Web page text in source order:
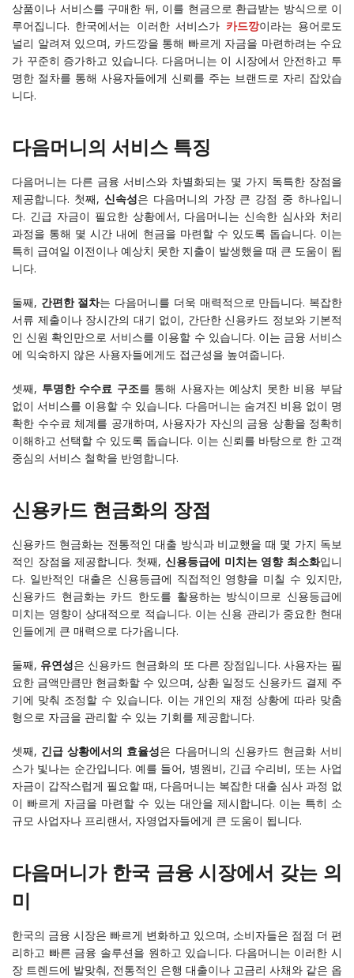
상품이나 서비스를 구매한 뒤, 이를 현금으로 환급받는 방식으로 이
루어집니다. 한국에서는 이러한 서비스가 카드깡이라는 용어로도
널리 알려져 있으며, 카드깡을 통해 빠르게 자금을 마련하려는 수요
가 꾸준히 증가하고 있습니다. 다음머니는 이 시장에서 안전하고 투
명한 절차를 통해 사용자들에게 신뢰를 주는 브랜드로 자리 잡았습
니다.
다음머니의 서비스 특징
다음머니는 다른 금융 서비스와 차별화되는 몇 가지 독특한 장점을
제공합니다. 첫째, 신속성은 다음머니의 가장 큰 강점 중 하나입니
다. 긴급 자금이 필요한 상황에서, 다음머니는 신속한 심사와 처리
과정을 통해 몇 시간 내에 현금을 마련할 수 있도록 돕습니다. 이는
특히 급여일 이전이나 예상치 못한 지출이 발생했을 때 큰 도움이 됩
니다.
둘째, 간편한 절차는 다음머니를 더욱 매력적으로 만듭니다. 복잡한
서류 제출이나 장시간의 대기 없이, 간단한 신용카드 정보와 기본적
인 신원 확인만으로 서비스를 이용할 수 있습니다. 이는 금융 서비스
에 익숙하지 않은 사용자들에게도 접근성을 높여줍니다.
셋째, 투명한 수수료 구조를 통해 사용자는 예상치 못한 비용 부담
없이 서비스를 이용할 수 있습니다. 다음머니는 숨겨진 비용 없이 명
확한 수수료 체계를 공개하며, 사용자가 자신의 금융 상황을 정확히
이해하고 선택할 수 있도록 돕습니다. 이는 신뢰를 바탕으로 한 고객
중심의 서비스 철학을 반영합니다.
신용카드 현금화의 장점
신용카드 현금화는 전통적인 대출 방식과 비교했을 때 몇 가지 독보
적인 장점을 제공합니다. 첫째, 신용등급에 미치는 영향 최소화입니
다. 일반적인 대출은 신용등급에 직접적인 영향을 미칠 수 있지만,
신용카드 현금화는 카드 한도를 활용하는 방식이므로 신용등급에
미치는 영향이 상대적으로 적습니다. 이는 신용 관리가 중요한 현대
인들에게 큰 매력으로 다가옵니다.
둘째, 유연성은 신용카드 현금화의 또 다른 장점입니다. 사용자는 필
요한 금액만큼만 현금화할 수 있으며, 상환 일정도 신용카드 결제 주
기에 맞춰 조정할 수 있습니다. 이는 개인의 재정 상황에 따라 맞춤
형으로 자금을 관리할 수 있는 기회를 제공합니다.
셋째, 긴급 상황에서의 효율성은 다음머니의 신용카드 현금화 서비
스가 빛나는 순간입니다. 예를 들어, 병원비, 긴급 수리비, 또는 사업
자금이 갑작스럽게 필요할 때, 다음머니는 복잡한 대출 심사 과정 없
이 빠르게 자금을 마련할 수 있는 대안을 제시합니다. 이는 특히 소
규모 사업자나 프리랜서, 자영업자들에게 큰 도움이 됩니다.
다음머니가 한국 금융 시장에서 갖는 의
미
한국의 금융 시장은 빠르게 변화하고 있으며, 소비자들은 점점 더 편
리하고 빠른 금융 솔루션을 원하고 있습니다. 다음머니는 이러한 시
장 트렌드에 발맞춰, 전통적인 은행 대출이나 고금리 사채와 같은 옵